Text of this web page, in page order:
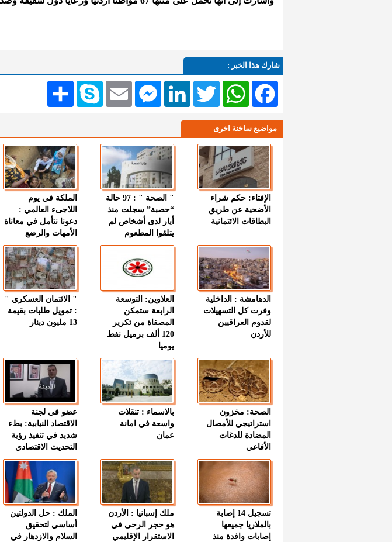
شارك هذا الخبر :
انشر Skype EmailMessengerLinkedIn TwitterWhatsAppFacebook
مواضيع ساخنة اخرى
الإفتاء: حكم شراء
الأضحية عن طريق
البطاقات الائتمانية
" الصحة " : 97 حالة
“حصبة” سجلت منذ
أيار لدى أشخاص لم
يتلقوا المطعوم
الملكة في يوم
اللاجىء العالمي :
دعونا نتأمل في معاناة
الأمهات والرضع
الدهامشة : الداخلية
وفرت كل التسهيلات
لقدوم العراقيين
للأردن
العلاوين: التوسعة
الرابعة ستمكن
المصفاة من تكرير
120 ألف برميل نفط
يوميا
" الائتمان العسكري "
: تمويل طلبات بقيمة
13 مليون دينار
الصحة: مخزون
استراتيجي للأمصال
المضادة للدغات
الأفاعي
بالاسماء : تنقلات
واسعة في امانة
عمان
عضو في لجنة
الاقتصاد النيابية: بطء
شديد في تنفيذ رؤية
التحديث الاقتصادي
تسجيل 14 إصابة
بالملاريا جميعها
إصابات وافدة منذ
ملك إسبانيا : الأردن
هو حجر الرحى في
الاستقرار الإقليمي
الملك : حل الدولتين
أساسي لتحقيق
السلام والازدهار في